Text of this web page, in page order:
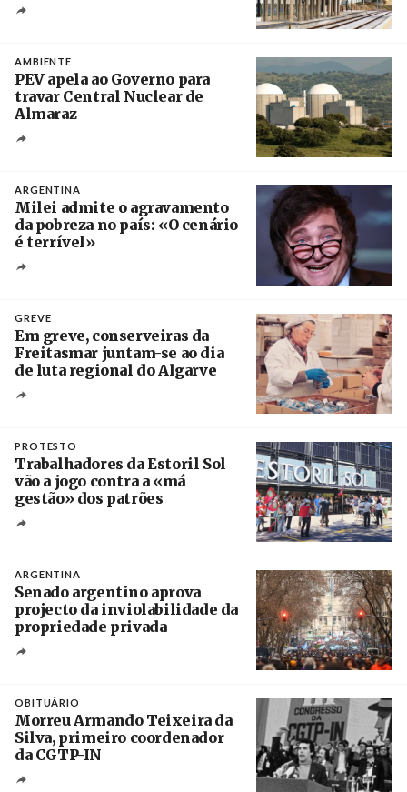
AMBIENTE
PEV apela ao Governo para
travar Central Nuclear de
Almaraz
ARGENTINA
Milei admite o agravamento
da pobreza no país: «O cenário
é terrível»
GREVE
Em greve, conserveiras da
Freitasmar juntam-se ao dia
de luta regional do Algarve
PROTESTO
Trabalhadores da Estoril Sol
vão a jogo contra a «má
gestão» dos patrões
ARGENTINA
Senado argentino aprova
projecto da inviolabilidade da
propriedade privada
OBITUÁRIO
Morreu Armando Teixeira da
Silva, primeiro coordenador
da CGTP-IN